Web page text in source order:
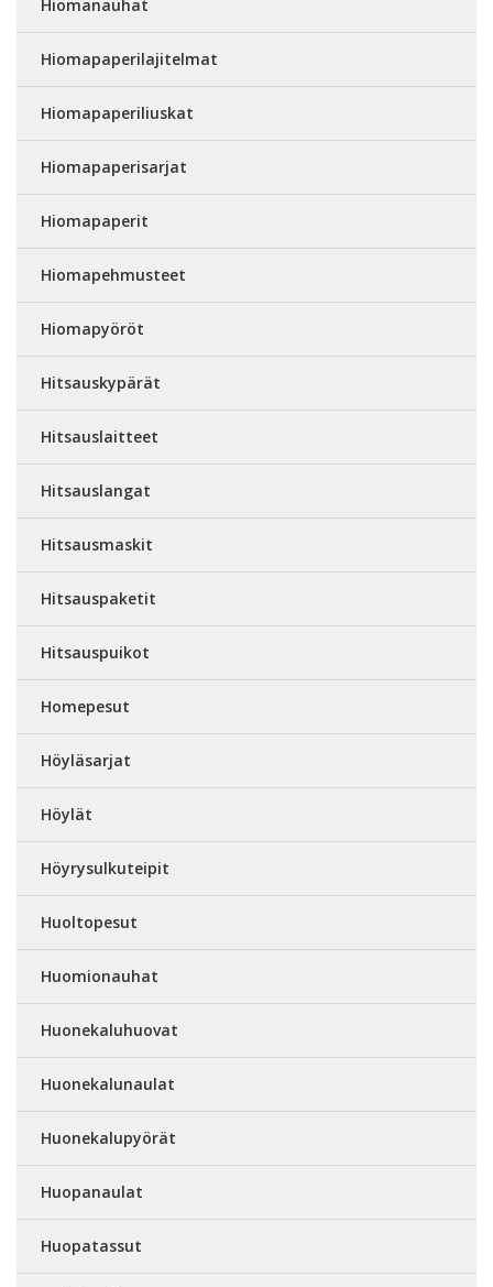
Hiomanauhat
Hiomapaperilajitelmat
Hiomapaperiliuskat
Hiomapaperisarjat
Hiomapaperit
Hiomapehmusteet
Hiomapyöröt
Hitsauskypärät
Hitsauslaitteet
Hitsauslangat
Hitsausmaskit
Hitsauspaketit
Hitsauspuikot
Homepesut
Höyläsarjat
Höylät
Höyrysulkuteipit
Huoltopesut
Huomionauhat
Huonekaluhuovat
Huonekalunaulat
Huonekalupyörät
Huopanaulat
Huopatassut